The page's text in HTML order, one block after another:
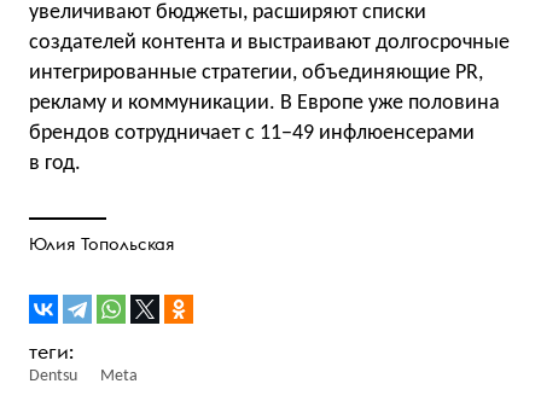
увеличивают бюджеты, расширяют списки
создателей контента и выстраивают долгосрочные
интегрированные стратегии, объединяющие PR,
рекламу и коммуникации. В Европе уже половина
брендов сотрудничает с 11−49 инфлюенсерами
в год.
Юлия Топольская
Dentsu Meta